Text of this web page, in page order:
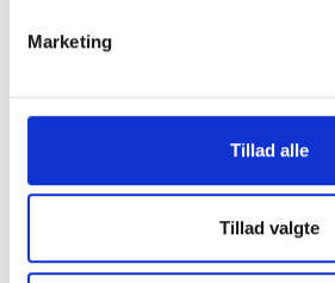
Marketing
Tillad alle
Tillad valgte
Maja Pilgaard
maja.pilgaard@idan.dk